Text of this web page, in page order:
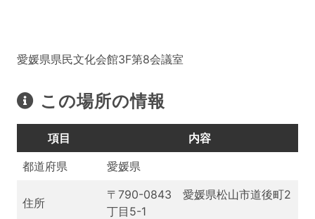
愛媛県県民文化会館3F第8会議室
この場所の情報
項目
内容
都道府県
愛媛県
住所
〒790-0843 愛媛県松山市道後町2
丁目5-1